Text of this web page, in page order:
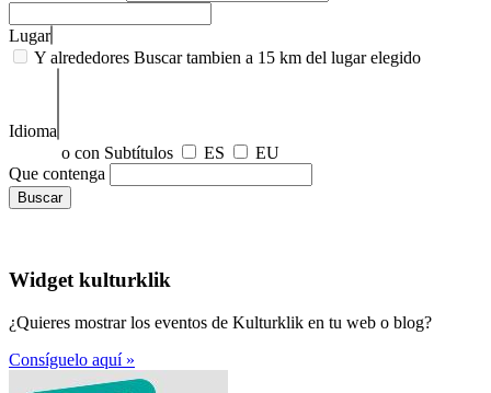
Lugar
Y alrededores Buscar tambien a 15 km del lugar elegido
Idioma
o con Subtítulos
ES
EU
Que contenga
Widget kulturklik
¿Quieres mostrar los eventos de Kulturklik en tu web o blog?
Consíguelo aquí »